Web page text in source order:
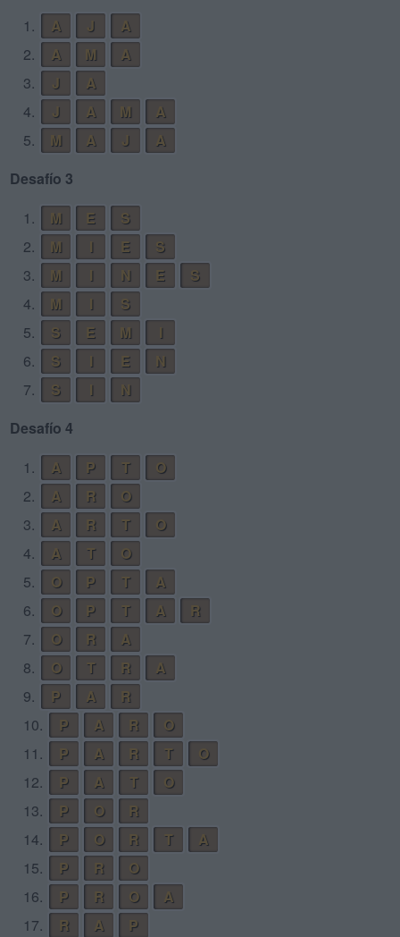
1.
A J
A
2.
A M
A
3.
J
A
4.
J A M
A
5.
M A J
A
Desafío 3
1.
M E
S
2.
M E
S
3.
M N E
S
4.
M
S
5.
S E M
6.
S E
N
7.
S
N
Desafío 4
1.
A P T
O
2.
A R
O
3.
A R T
O
4.
A T
O
5.
O P T
A
6.
O P T A
R
7.
O R
A
8.
O T R
A
9.
P A
R
10.
P A R
O
11.
P A R T
O
12.
P A T
O
13.
P O
R
14.
P O R T
A
15.
P R
O
16.
P R O
A
17.
R A P